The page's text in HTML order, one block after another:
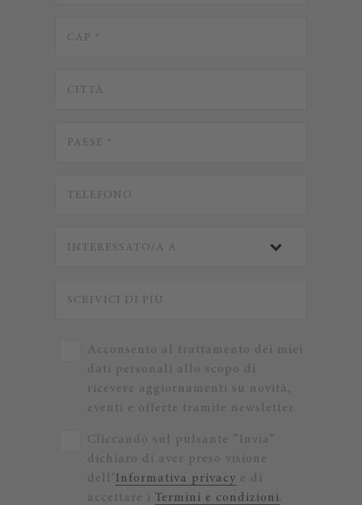
Acconsento al trattamento dei miei
dati personali allo scopo di
ricevere aggiornamenti su novità,
eventi e offerte tramite newsletter
Cliccando sul pulsante “Invia”
dichiaro di aver preso visione
dell’Informativa privacy e di
accettare i Termini e condizioni.